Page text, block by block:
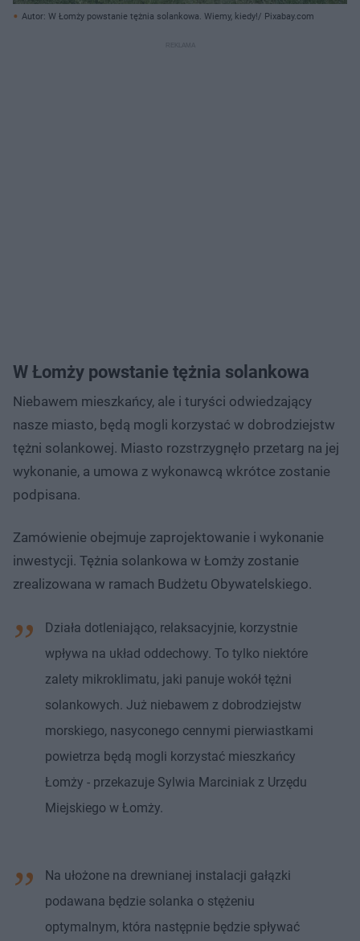
Autor: W Łomży powstanie tężnia solankowa. Wiemy, kiedy!/ Pixabay.com
W Łomży powstanie tężnia solankowa
Niebawem mieszkańcy, ale i turyści odwiedzający
nasze miasto, będą mogli korzystać w dobrodziejstw
tężni solankowej. Miasto rozstrzygnęło przetarg na jej
wykonanie, a umowa z wykonawcą wkrótce zostanie
podpisana.
Zamówienie obejmuje zaprojektowanie i wykonanie
inwestycji. Tężnia solankowa w Łomży zostanie
zrealizowana w ramach Budżetu Obywatelskiego.
Działa dotleniająco, relaksacyjnie, korzystnie
wpływa na układ oddechowy. To tylko niektóre
zalety mikroklimatu, jaki panuje wokół tężni
solankowych. Już niebawem z dobrodziejstw
morskiego, nasyconego cennymi pierwiastkami
powietrza będą mogli korzystać mieszkańcy
Łomży - przekazuje Sylwia Marciniak z Urzędu
Miejskiego w Łomży.
Na ułożone na drewnianej instalacji gałązki
podawana będzie solanka o stężeniu
optymalnym, która następnie będzie spływać